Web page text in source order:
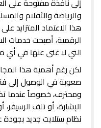
إلى نافذة مفتوحة على
والرياضة والأفلام
هذا الاعتماد المتزايد
الرقمية، أصبحت خدمات
التي لا غنى عنها في
لكن رغم أهمية هذا
صعوبة في الوصول إلى
ومحترف، خصوصاً عندما
الإشارة، أو تلف
نظام ستلايت جديد بجودة